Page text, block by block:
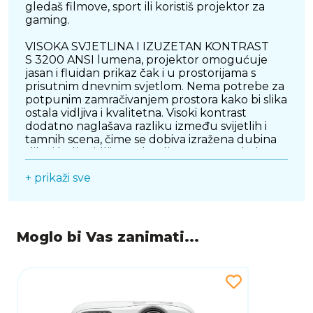
gledaš filmove, sport ili koristiš projektor za
gaming.
VISOKA SVJETLINA I IZUZETAN KONTRAST
S 3200 ANSI lumena, projektor omogućuje
jasan i fluidan prikaz čak i u prostorijama s
prisutnim dnevnim svjetlom. Nema potrebe za
potpunim zamračivanjem prostora kako bi slika
ostala vidljiva i kvalitetna. Visoki kontrast
dodatno naglašava razliku između svijetlih i
tamnih scena, čime se dobiva izražena dubina
rezultira prirodnijim i dinamičnijim prikazom.
gaming, nudeći izuzetno nizak input lag koji
omogućuje brzo i precizno reagiranje. Takva
gdje svaka milisekunda ima važnu ulogu.
Podrška za visoke frekvencije osvježavanja
dodatno poboljšava fluidnost slike, dok
+ prikaži sve
Moglo bi Vas zanimati...